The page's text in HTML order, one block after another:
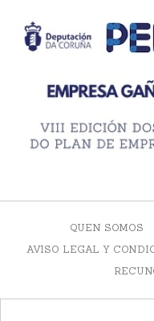
QUEN SOMOS
AVISO LEGAL Y